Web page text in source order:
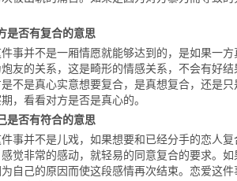
是否有复合的意思
并不是一厢情愿就能够达到的，是如果一方
友的关系，这是畸形的情感关系，不会有好
不是真心实意想要复合，是真想复合，还是
，看看对方是否是真心的。
是否有符合的意思
并不是儿戏，如果想要和已经分手的恋人复
觉非常的感动，就轻易的同意复合的要求。
自己的原因而使这段感情再次结束。恋爱这